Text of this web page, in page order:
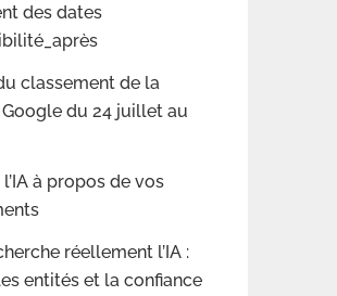
des dates
classement de la
du 24 juillet au
à propos de vos
réellement l’IA :
entités et la confiance